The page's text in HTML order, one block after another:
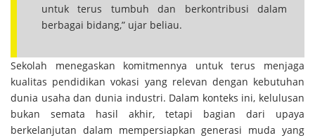
untuk terus tumbuh dan berkontribusi dalam
berbagai bidang,” ujar beliau.
Sekolah menegaskan komitmennya untuk terus menjaga
kualitas pendidikan vokasi yang relevan dengan kebutuhan
dunia usaha dan dunia industri. Dalam konteks ini, kelulusan
bukan semata hasil akhir, tetapi bagian dari upaya
berkelanjutan dalam mempersiapkan generasi muda yang